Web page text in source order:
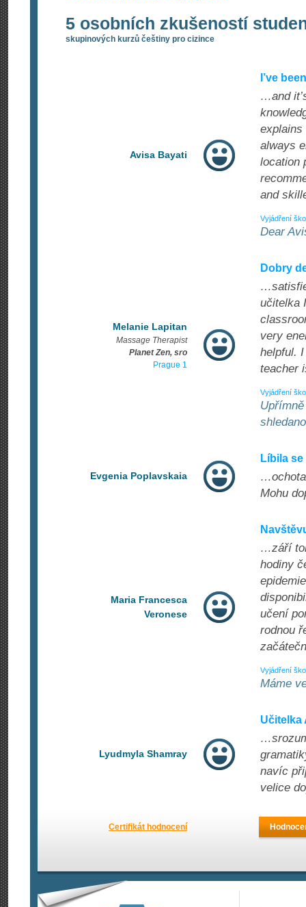
5 osobních zkušeností
skupinových kurzů češtiny pro cizince
Avisa Bayati
I’ve
…and
explains
always
location
and
Vyjádření
Dear
Melanie Lapitan
Massage Therapist
Planet Zen, sro
Prague 1
Dobry
učitelka
very
helpful.
teacher
Vyjádření
Evgenia Poplavskaia
Líbila
…ochota
Mohu
Maria Francesca
Veronese
…září
hodiny
učení
rodnou
Vyjádření
Máme
Lyudmyla Shamray
navíc
velice
Certifikát hodnocení